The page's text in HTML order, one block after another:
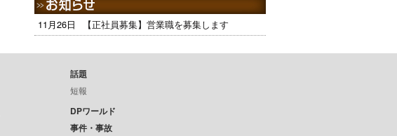
11月26日 【正社員募集】営業職を募集します
話題
短報
DPワールド
事件・事故